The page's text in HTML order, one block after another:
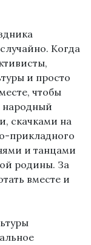
Когда
и просто
чтобы
народный
скачками на
прикладного
и танцами
родины. За
вместе и